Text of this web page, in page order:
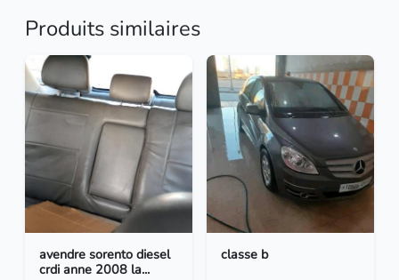
Produits similaires
avendre sorento diesel
crdi anne 2008 la...
classe b